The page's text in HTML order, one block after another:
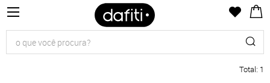
Total: 1